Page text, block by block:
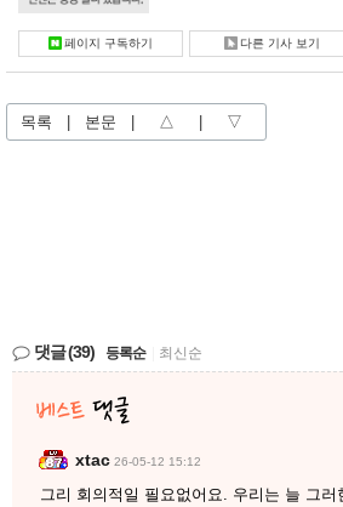
페이지 구독하기 다른 기사 보기
목록 본문 △ ▽
댓글(39) 등록순 최신순
xtac 26-05-12 15:12
그리 회의적일 필요없어요. 우리는 늘 그